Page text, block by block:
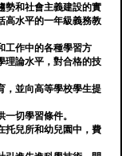
勢和社會主義建設的實
高水平的一年級義務教
工作中的各種學習方
理論水平，對合格的技
，並向高等學校學生提
切學習條件。
托兒所和幼兒園中，費